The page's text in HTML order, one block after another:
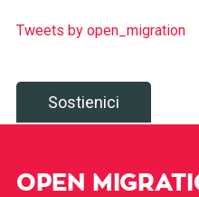
Tweets by open_migration
Sostienici
OPEN